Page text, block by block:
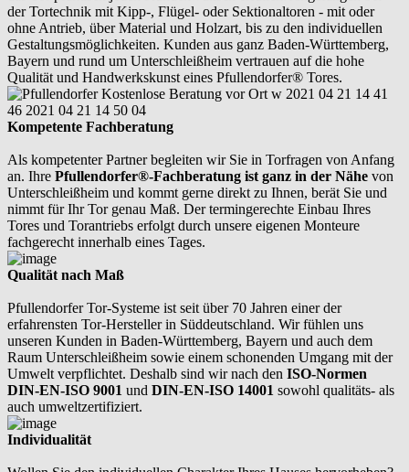
der Tortechnik mit Kipp-, Flügel- oder Sektionaltoren - mit oder
ohne Antrieb, über Material und Holzart, bis zu den individuellen
Gestaltungsmöglichkeiten. Kunden aus ganz Baden-Württemberg,
Bayern und rund um Unterschleißheim vertrauen auf die hohe
Qualität und Handwerkskunst eines Pfullendorfer® Tores.
Kompetente Fachberatung
Als kompetenter Partner begleiten wir Sie in Torfragen von Anfang
an. Ihre Pfullendorfer®-Fachberatung ist ganz in der Nähe von
Unterschleißheim und kommt gerne direkt zu Ihnen, berät Sie und
nimmt für Ihr Tor genau Maß. Der termingerechte Einbau Ihres
Tores und Torantriebs erfolgt durch unsere eigenen Monteure
fachgerecht innerhalb eines Tages.
Qualität nach Maß
Pfullendorfer Tor-Systeme ist seit über 70 Jahren einer der
erfahrensten Tor-Hersteller in Süddeutschland. Wir fühlen uns
unseren Kunden in Baden-Württemberg, Bayern und auch dem
Raum Unterschleißheim sowie einem schonenden Umgang mit der
Umwelt verpflichtet. Deshalb sind wir nach den ISO-Normen
DIN-EN-ISO 9001 und DIN-EN-ISO 14001 sowohl qualitäts- als
auch umweltzertifiziert.
Individualität